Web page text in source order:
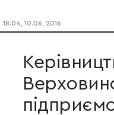
18:04, 10.06, 2016